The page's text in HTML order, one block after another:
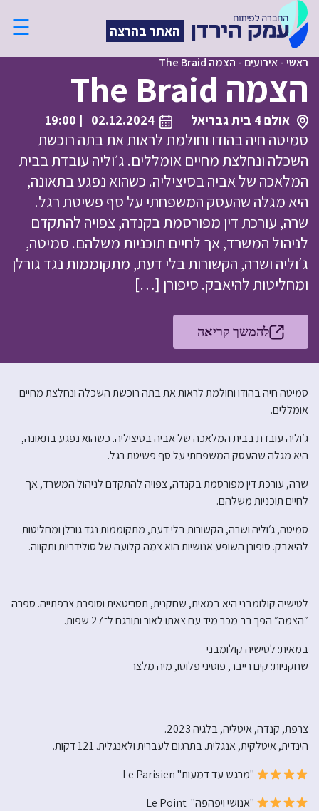
האתר בהרצה ☰
ראשי-אירועים - הצמה The Braid
הצמה The Braid
אולם 4 בית גבריאל 02.12.2024
| 19:00
סמיטה חיה בהודו וחולמת לראות את בתה רוכשת
השכלה ונחלצת מחיים אומללים. ג׳וליה עובדת בבית
המלאכה של אביה בסיציליה. כשהוא נפגע בתאונה,
היא מגלה שהעסק המשפחתי על סף פשיטת רגל.
שרה, עורכת דין מפורסמת בקנדה, צפויה להתקדם
לניהול המשרד, אך לחיים תוכניות משלהם. סמיטה,
ג׳וליה ושרה, הקשורות בלי דעת, מתקוממות נגד גורלן
ומחליטות להיאבק. סיפורן […]
להמשך קריאה
סמיטה חיה בהודו וחולמת לראות את בתה רוכשת השכלה ונחלצת מחיים
אומללים.
ג׳וליה עובדת בבית המלאכה של אביה בסיציליה. כשהוא נפגע בתאונה,
היא מגלה שהעסק המשפחתי על סף פשיטת רגל.
שרה, עורכת דין מפורסמת בקנדה, צפויה להתקדם לניהול המשרד, אך
לחיים תוכניות משלהם.
סמיטה, ג׳וליה ושרה, הקשורות בלי דעת, מתקוממות נגד גורלן ומחליטות
להיאבק. סיפורן השופע אנושיות הוא צמה קלועה של סולידריות ותקווה.
לטישיה קולומבני היא במאית, שחקנית, תסריטאית וסופרת צרפתייה. ספרה
״הצמה״ הפך רב מכר מיד עם צאתו לאור ותורגם ל־27 שפות.
במאית: לטישיה קולומבני
שחקניות: קים רייבר, פוטיני פלוסו, מיה מלצר
צרפת, קנדה, איטליה, בלגיה 2023.
הינדית, איטלקית, אנגלית. בתרגום לעברית ולאנגלית. 121 דקות.
"מרגש עד דמעות" Le Parisien
"אנושי ויפהפה" Le Point